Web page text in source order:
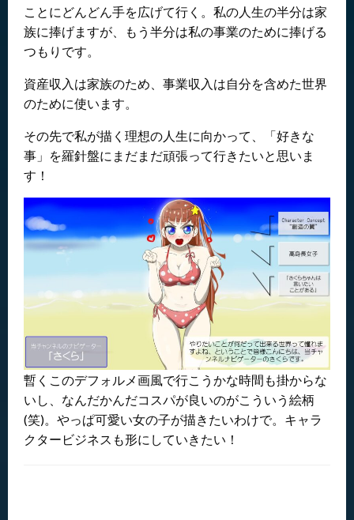
ことにどんどん手を広げて行く。私の人生の半分は家
族に捧げますが、もう半分は私の事業のために捧げる
つもりです。
資産収入は家族のため、事業収入は自分を含めた世界
のために使います。
その先で私が描く理想の人生に向かって、「好きな
事」を羅針盤にまだまだ頑張って行きたいと思いま
す！
暫くこのデフォルメ画風で行こうかな時間も掛からな
いし、なんだかんだコスパが良いのがこういう絵柄
(笑)。やっぱ可愛い女の子が描きたいわけで。キャラ
クタービジネスも形にしていきたい！